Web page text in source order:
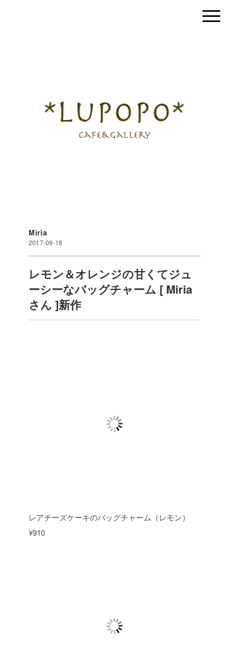
Miria
2017-09-18
レモン＆オレンジの甘くてジュ
ーシーなバッグチャーム [ Miria
さん ]新作
レアチーズケーキのバッグチャーム（レモン）
¥910